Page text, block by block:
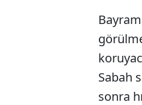
Sabah
sonra